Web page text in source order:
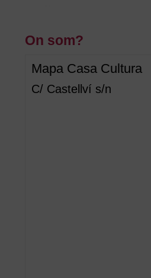
On som?
Mapa Casa Cultura
C/ Castellví s/n